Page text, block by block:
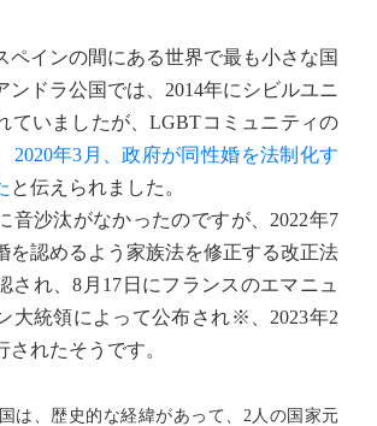
インの間にある世界で最も小さな国
ンドラ公国では、2014年にシビルユニ
ていましたが、LGBTコミュニティの
2020年3月、政府が同性婚を法制化す
と伝えられました。
沙汰がなかったのですが、2022年7
を認めるよう家族法を修正する改正法
され、8月17日にフランスのエマニュ
大統領によって公布され※、2023年2
されたそうです。
は、歴史的な経緯があって、2人の国家元